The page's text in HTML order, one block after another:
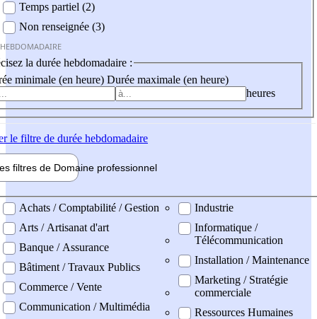
Temps partiel (2)
Non renseignée (3)
la durée hebdomadaire :
minimale (en heure) Durée maximale (en heure)
heures
le filtre de durée hebdomadaire
filtres de Domaine professionnel
professionel
Achats / Comptabilité / Gestion
Arts / Artisanat d'art
Banque / Assurance
Bâtiment / Travaux Publics
Commerce / Vente
Communication / Multimédia
Industrie
Informatique /
Télécommunication
Installation / Maintenance
Marketing / Stratégie
commerciale
Ressources Humaines